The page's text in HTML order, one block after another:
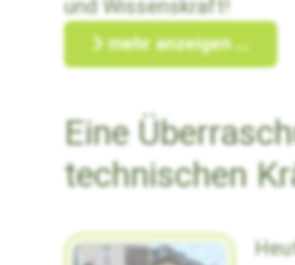
und Wissenskraft!
mehr anzeigen ...
Eine
technischen